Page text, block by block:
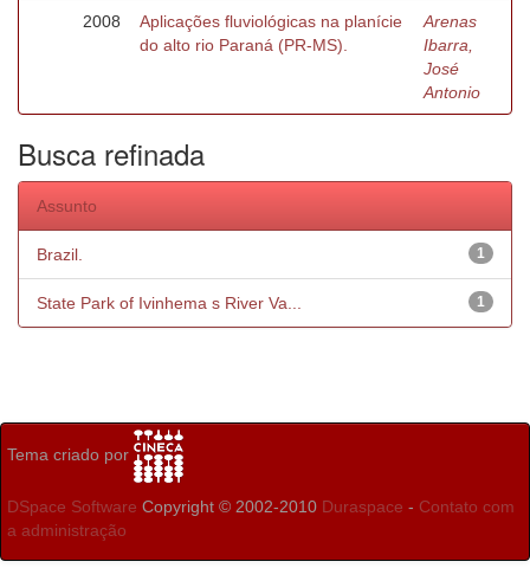
2008
Aplicações fluviológicas na planície
do alto rio Paraná (PR-MS).
Arenas
Ibarra,
José
Antonio
Busca refinada
Assunto
1
Brazil.
1
State Park of Ivinhema s River Va...
Tema criado por
DSpace Software Copyright © 2002-2010 Duraspace - Contato com
a administração